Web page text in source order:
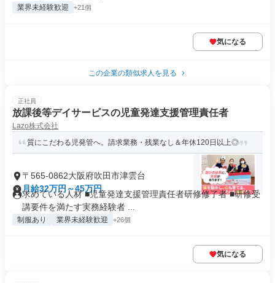
業界未経験歓迎 +21個
気になる
この企業の類似求人を見る
正社員
放課後等デイサービスの児童発達支援管理責任者
Lazo株式会社
質にこだわる児発管へ。請求業務・残業なし＆年休120日以上◎
〒565-0862大阪府吹田市津雲台
月給32万円～45万円
求めている人材 ■児童発達支援管理責任者研修修了者 ■研修受
講要件を満たす実務経験者 ...
制服あり 業界未経験歓迎 +26個
気になる